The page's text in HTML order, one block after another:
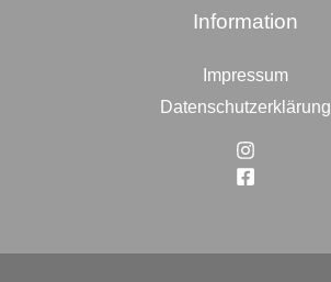
Information
Impressum
Datenschutzerklärung